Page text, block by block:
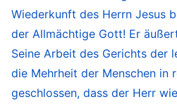
Zum Beispiel: „Und er wird
Heiden und strafen viele
er kommt das Erdreich zu
Erdboden richten mit
Wiederkunft des Herrn Jesus
der Allmächtige Gott! Er
Seine Arbeit des Gerichts der
die Mehrheit der Menschen in
geschlossen, dass der Herr